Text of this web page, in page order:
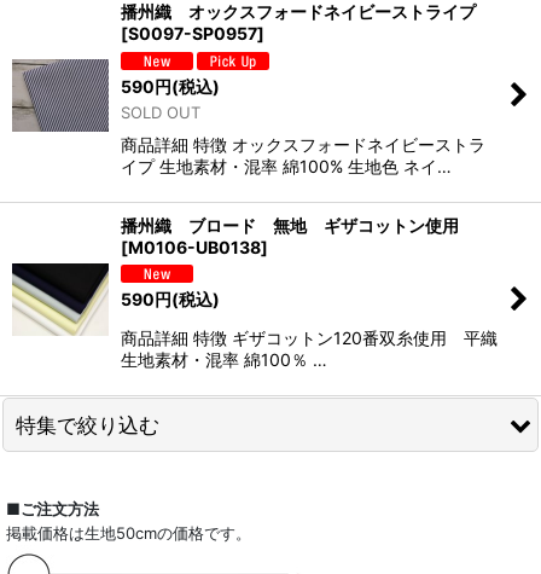
播州織 オックスフォードネイビーストライプ
[S0097-SP0957]
590円(税込)
SOLD OUT
商品詳細 特徴 オックスフォードネイビーストラ
イプ 生地素材・混率 綿100% 生地色 ネイ…
播州織 ブロード 無地 ギザコットン使用
[M0106-UB0138]
590円(税込)
商品詳細 特徴 ギザコットン120番双糸使用 平織
生地素材・混率 綿100％ …
特集で絞り込む
ドレスシャツ
■ご注文方法
掲載価格は生地50cmの価格です。